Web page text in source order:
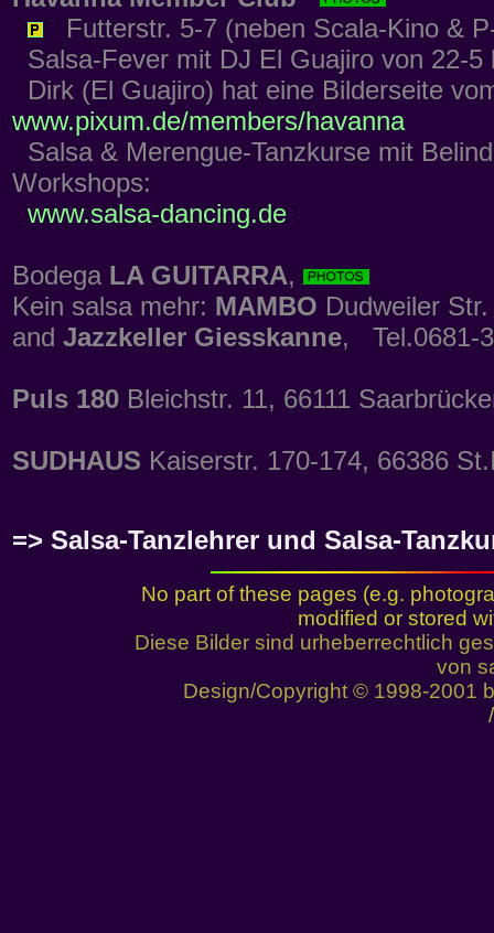
Futterstr. 5-7 (neben Scala-Kino &
Salsa-Fever mit DJ El Guajiro von 22-5
Dirk (El Guajiro) hat eine Bilderseite
www.pixum.de/members/havanna
Salsa & Merengue-Tanzkurse mit
Workshops:
www.salsa-dancing.de
Bodega LA GUITARRA,
Kein salsa mehr: MAMBO Dudweiler
and Jazzkeller Giesskanne, Tel.0681-
Puls 180 Bleichstr. 11, 66111
SUDHAUS Kaiserstr. 170-174, 66386
=> Salsa-Tanzlehrer und Salsa-
No part of these pages (e.g.
modified or stored
Diese Bilder sind urheberrechtlich
von
Design/Copyright © 1998-2001